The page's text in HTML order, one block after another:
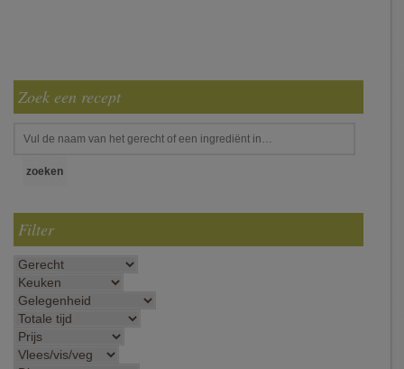
Zoek een recept
Filter